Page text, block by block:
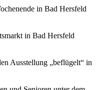
in Bad Hersfeld
in Bad Hersfeld
Ausstellung „beflügelt“ in